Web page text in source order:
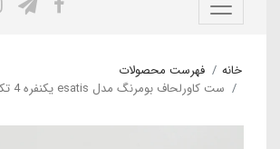
خانه
فهرست محصولات
ست کاورلحاف بومرنگ مدل esatis یکنفره 4 تکه